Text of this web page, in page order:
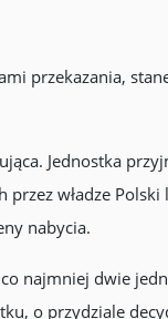
przekazania,
Jednostka
przez władze
nabycia.
najmniej dwie
o przydziale